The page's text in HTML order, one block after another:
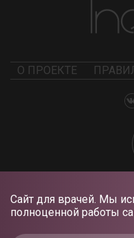
Сайт для врачей. Мы
полноценной работы
О ПРОЕКТЕ